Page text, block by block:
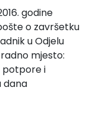
godine
o završetku
u Odjelu
mjesto:
potpore i
dana